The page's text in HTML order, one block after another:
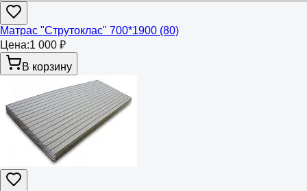
Матрас "Струтоклас" 700*1900 (80)
Цена:1 000 ₽
В корзину